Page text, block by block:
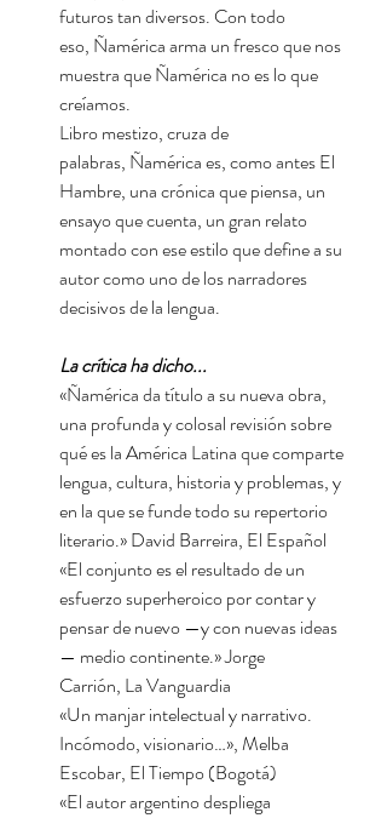
futuros tan diversos. Con todo
eso, Ñamérica arma un fresco que nos
muestra que Ñamérica no es lo que
creíamos.
Libro mestizo, cruza de
palabras, Ñamérica es, como antes El
Hambre, una crónica que piensa, un
ensayo que cuenta, un gran relato
montado con ese estilo que define a su
autor como uno de los narradores
decisivos de la lengua.
La crítica ha dicho...
«Ñamérica da título a su nueva obra,
una profunda y colosal revisión sobre
qué es la América Latina que comparte
lengua, cultura, historia y problemas, y
en la que se funde todo su repertorio
literario.» David Barreira, El Español
«El conjunto es el resultado de un
esfuerzo superheroico por contar y
pensar de nuevo —y con nuevas ideas
— medio continente.» Jorge
Carrión, La Vanguardia
«Un manjar intelectual y narrativo.
Incómodo, visionario…», Melba
Escobar, El Tiempo (Bogotá)
«El autor argentino despliega